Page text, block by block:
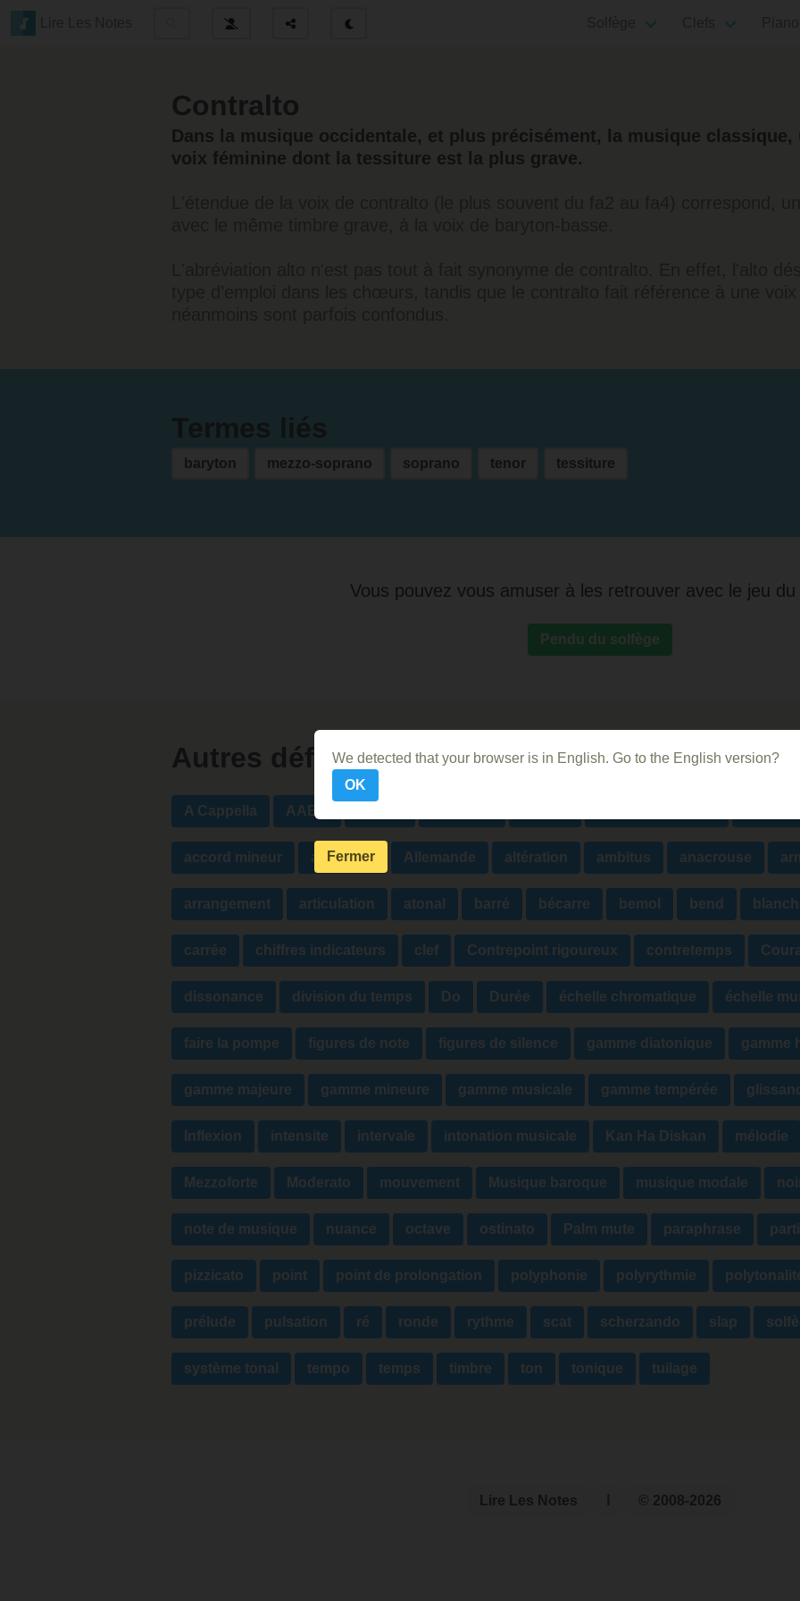
Contralto
Dans la musique occidentale, et plus précisément, la musique
voix féminine dont la tessiture est la plus grave.
baryton mezzo-soprano soprano tenor tessiture
Vous pouvez vous amuser à les retrouver avec le jeu du
Pendu du solfège
Autres définitions
A Cappella AABA
accord mineur agogique Allemande altération ambitus anacrouse
arrangement articulation atonal barré bécarre bemol bend
carrée chiffres indicateurs clef Contrepoint rigoureux contretemps
dissonance division du temps Do Durée échelle chromatique échelle
faire la pompe figures de note figures de silence gamme diatonique gamme
gamme majeure gamme mineure gamme musicale gamme tempérée
Inflexion intensite intervale intonation musicale Kan Ha Diskan mélodie
Mezzoforte Moderato mouvement Musique baroque musique modale
note de musique nuance octave ostinato Palm mute paraphrase
pizzicato point point de prolongation polyphonie polyrythmie
prélude pulsation ré ronde rythme scat scherzando slap
système tonal tempo temps timbre ton tonique tuilage
Lire Les Notes © 2008-2026
We detected that your browser is in English. Go to the English version?
OK
Fermer